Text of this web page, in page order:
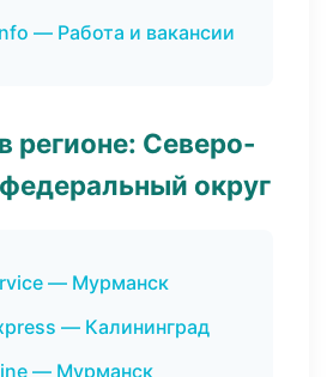
— Работа и вакансии
регионе: Северо-
округ
— Мурманск
— Калининград
— Мурманск